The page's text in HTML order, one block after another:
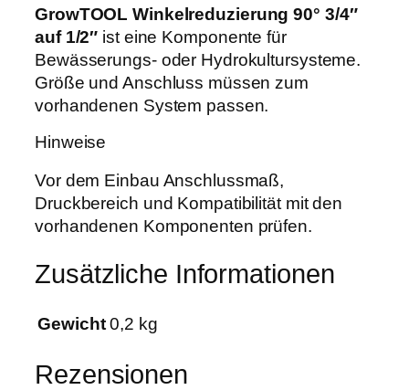
4
,
0
0
€
.
l
r
e
d
u
i
e
r
u
g
9
°
/
GrowTOOL Winkelreduzierung 90° 3/4″
auf 1/2″ ist eine Komponente für
Bewässerungs- oder Hydrokultursysteme.
Größe und Anschluss müssen zum
vorhandenen System passen.
Hinweise
Vor dem Einbau Anschlussmaß,
Druckbereich und Kompatibilität mit den
vorhandenen Komponenten prüfen.
Zusätzliche Informationen
Gewicht 0,2 kg
Rezensionen